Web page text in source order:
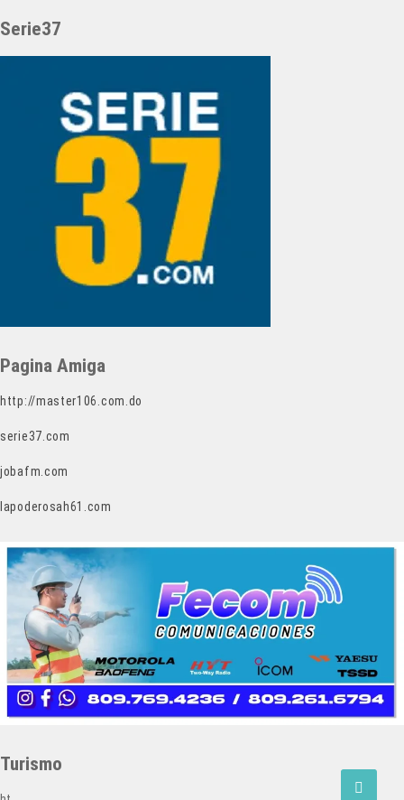
Serie37
Pagina Amiga
http://master106.com.do
serie37.com
jobafm.com
lapoderosah61.com
Turismo